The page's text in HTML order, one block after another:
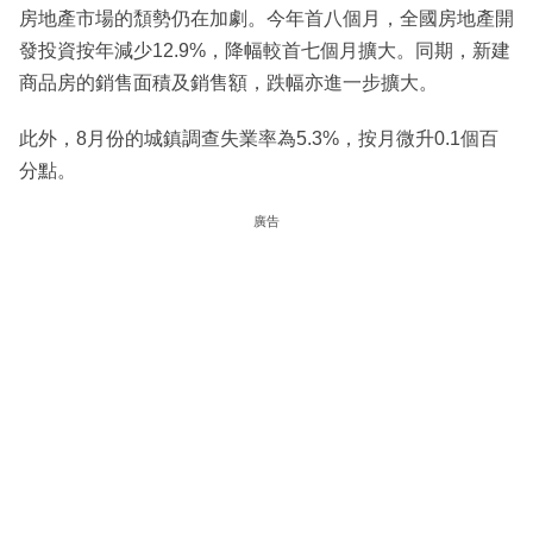
房地產市場的頹勢仍在加劇。今年首八個月，全國房地產開
發投資按年減少12.9%，降幅較首七個月擴大。同期，新建
商品房的銷售面積及銷售額，跌幅亦進一步擴大。
此外，8月份的城鎮調查失業率為5.3%，按月微升0.1個百
分點。
廣告